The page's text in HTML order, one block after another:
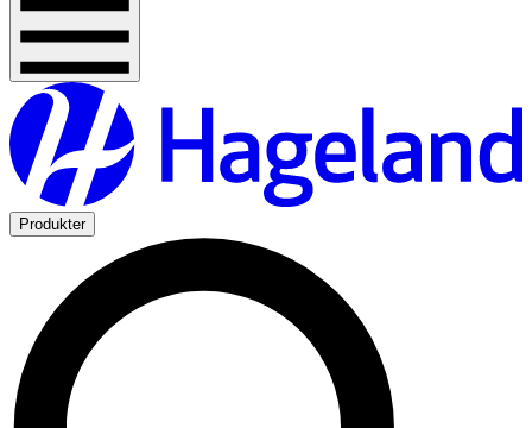
Produkter